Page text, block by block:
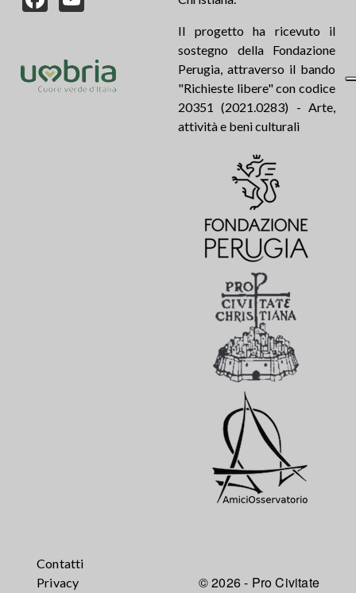
Il progetto ha ricevuto il
sostegno della Fondazione
Perugia, attraverso il bando
"Richieste libere" con codice
20351 (2021.0283) - Arte,
attività e beni culturali
Contatti
Privacy
© 2026 - Pro Civitate